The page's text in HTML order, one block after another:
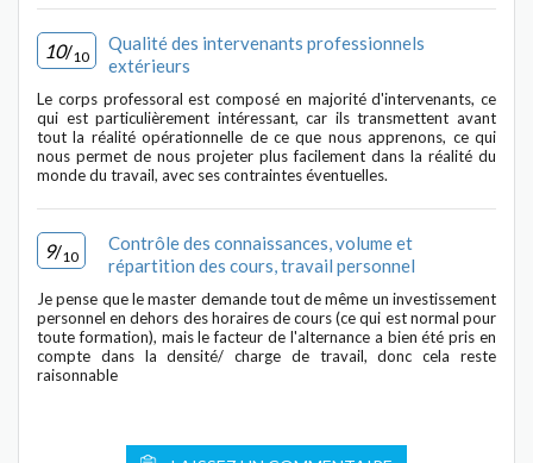
10/10
Qualité des intervenants professionnels
extérieurs
Le corps professoral est composé en majorité d'intervenants, ce
qui est particulièrement intéressant, car ils transmettent avant
tout la réalité opérationnelle de ce que nous apprenons, ce qui
nous permet de nous projeter plus facilement dans la réalité du
monde du travail, avec ses contraintes éventuelles.
9/10
Contrôle des connaissances, volume et
répartition des cours, travail personnel
Je pense que le master demande tout de même un investissement
personnel en dehors des horaires de cours (ce qui est normal pour
toute formation), mais le facteur de l'alternance a bien été pris en
compte dans la densité/ charge de travail, donc cela reste
raisonnable